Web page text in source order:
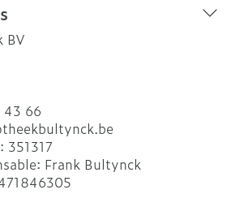
BV
43 66
351317
Frank Bultynck